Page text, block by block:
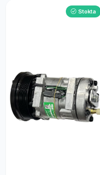
Stokta